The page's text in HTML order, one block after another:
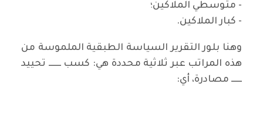
- متوسطي الملاكين؛
- كبار الملاكين.
وهنا بلور التقرير السياسة الطبقية الملموسة من
هذه المراتب عبر ثلاثية محددة هي: كسب ـــــــ تحييد
ــــــ مصادرة، أي: